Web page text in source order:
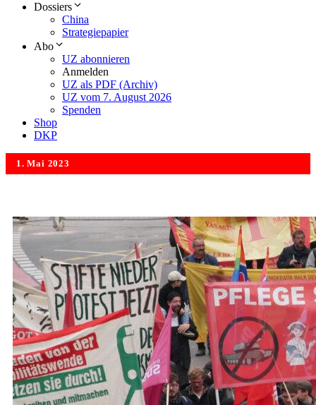
Dossiers
China
Strategiepapier
Abo
UZ abonnieren
Anmelden
UZ als PDF (Archiv)
UZ vom 7. August 2026
Spenden
Shop
DKP
1. Mai 2023